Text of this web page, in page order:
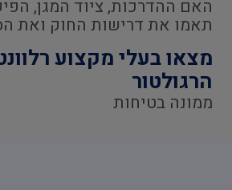
האם ההדרכות, ציוד המגן,
תאמו את דרישות החוק ואת
מצאו בעלי מקצוע
הרגולטור
ממונה בטיחות